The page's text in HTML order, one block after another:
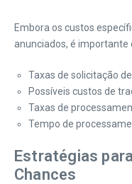
Embora os custos
anunciados, é importante
Taxas de solicitação
Possíveis custos de
Taxas de
Tempo de
Estratégias
Chances